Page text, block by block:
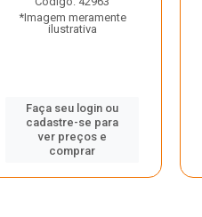
*Imagem meramente
ilustrativa
Faça seu login ou
cadastre-se para
ver preços e
comprar